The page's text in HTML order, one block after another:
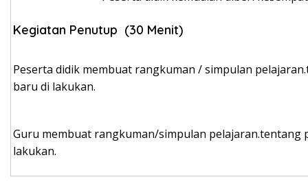
Kegiatan Penutup (30 Menit)
Peserta didik membuat rangkuman / simpulan
baru di lakukan.
Guru membuat rangkuman/simpulan
lakukan.